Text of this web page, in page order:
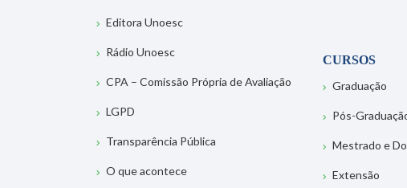
Editora Unoesc
Rádio Unoesc
CPA – Comissão Própria de Avaliação
LGPD
Transparência Pública
O que acontece
CURSOS
Graduação
Pós-
Mestrado e
Extensão